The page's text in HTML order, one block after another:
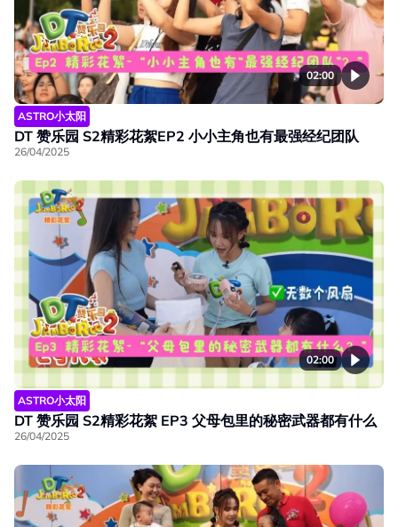
02:00
ASTRO小太阳
DT 赞乐园 S2精彩花絮EP2 小小主角也有最强经纪团队
26/04/2025
02:00
ASTRO小太阳
DT 赞乐园 S2精彩花絮 EP3 父母包里的秘密武器都有什么
26/04/2025